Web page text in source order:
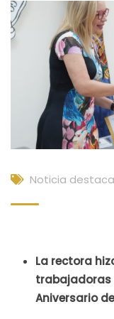
Noticia
La rectora
trabajadoras
Aniversario